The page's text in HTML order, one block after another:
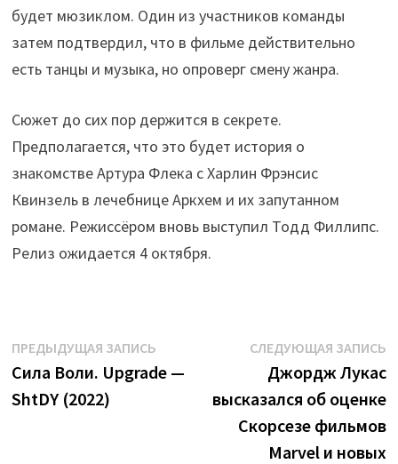
будет мюзиклом. Один из участников команды
затем подтвердил, что в фильме действительно
есть танцы и музыка, но опроверг смену жанра.
Сюжет до сих пор держится в секрете.
Предполагается, что это будет история о
знакомстве Артура Флека с Харлин Фрэнсис
Квинзель в лечебнице Аркхем и их запутанном
романе. Режиссёром вновь выступил Тодд Филлипс.
Релиз ожидается 4 октября.
Навигация
по
записям
ПРЕДЫДУЩАЯ ЗАПИСЬПредыдущая
запись:
Сила Воли. Upgrade —
ShtDY (2022)
СЛЕДУЮЩАЯ ЗАПИСЬ
Джордж Лукас
высказался об оценке
Скорсезе фильмов
Marvel и новых